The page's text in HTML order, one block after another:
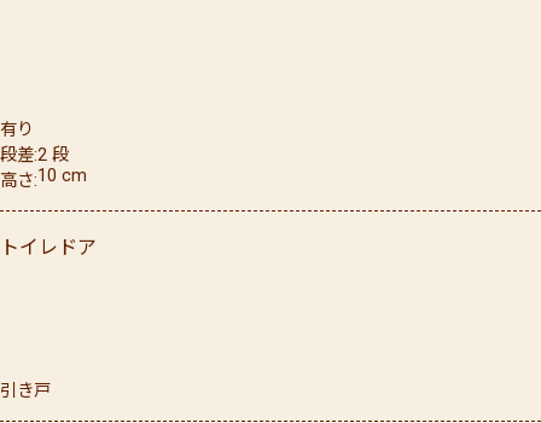
有り
段差2 段
高さ 10 cm
トイレドア
引き戸